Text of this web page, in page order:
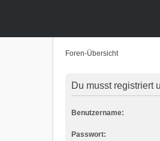
Foren-Übersicht
Du musst registriert
Benutzername:
Passwort: